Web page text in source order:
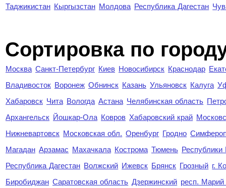
Таджикистан Кыргызстан Молдова Республика Дагестан
Cортировка по
Москва Санкт-Петербург Киев Новосибирск Краснодар
Владивосток Воронеж Обнинск Казань Ульяновск Калуга
Хабаровск Чита Вологда Астана Челябинская область
Архангельск Йошкар-Ола Ковров Хабаровский край
Нижневартовск Московская обл. Оренбург Гродно
Магадан Арзамас Махачкала Кострома Тюмень Республики
Республика Дагестан Волжский Ижевск Брянск Грозный г.
Биробиджан Саратовская область Дзержинский респ.